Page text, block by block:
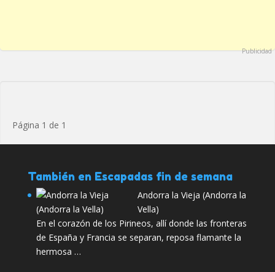
Publicidad
Página 1 de 1
También en Escapadas fin de semana
Andorra la Vieja (Andorra la
Vella)
En el corazón de los Pirineos, allí donde las fronteras
de España y Francia se separan, reposa flamante la
hermosa …